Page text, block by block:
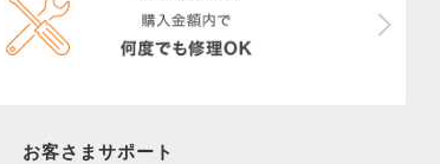
お客さまサポート